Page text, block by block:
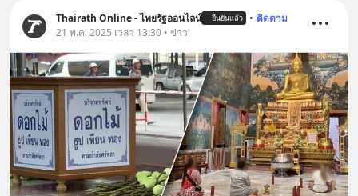
Thairath Online - ไทยรัฐออนไลน์ ยืนยันแล้ว • ติดตาม
21 พ.ค. 2025 เวลา 13:30 • ข่าว